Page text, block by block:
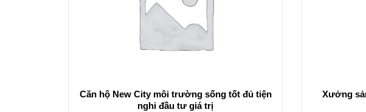
Căn hộ New City môi trường sống tốt đủ tiện
nghi đầu tư giá trị
Xưởng